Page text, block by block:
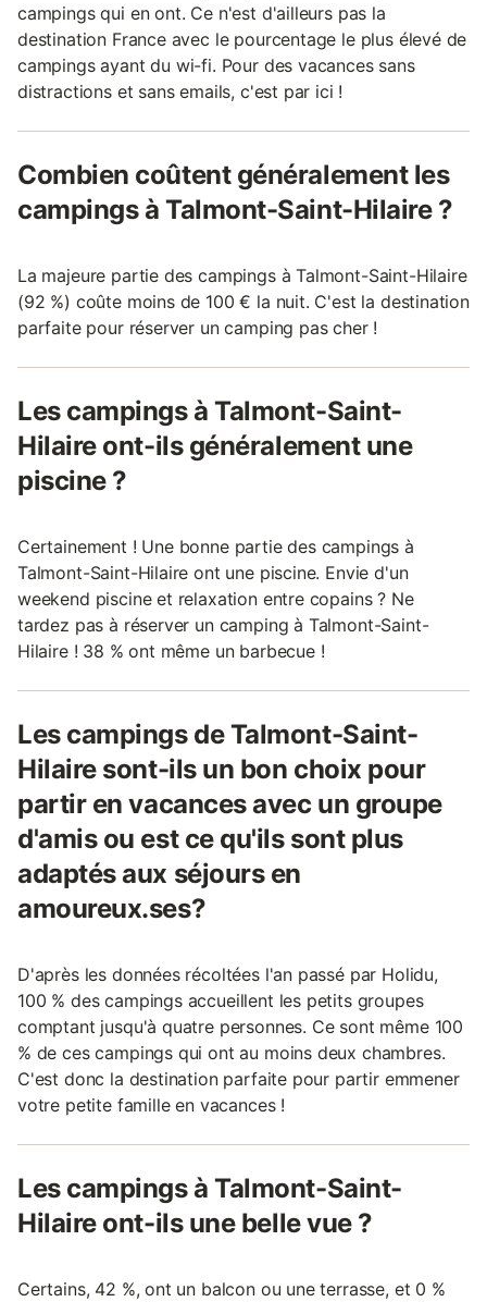
campings qui en ont. Ce n'est d'ailleurs pas la
destination France avec le pourcentage le plus élevé de
campings ayant du wi-fi. Pour des vacances sans
distractions et sans emails, c'est par ici !
Combien coûtent généralement les
campings à Talmont-Saint-Hilaire ?
La majeure partie des campings à Talmont-Saint-Hilaire
(92 %) coûte moins de 100 € la nuit. C'est la destination
parfaite pour réserver un camping pas cher !
Les campings à Talmont-Saint-
Hilaire ont-ils généralement une
piscine ?
Certainement ! Une bonne partie des campings à
Talmont-Saint-Hilaire ont une piscine. Envie d'un
weekend piscine et relaxation entre copains ? Ne
tardez pas à réserver un camping à Talmont-Saint-
Hilaire ! 38 % ont même un barbecue !
Les campings de Talmont-Saint-
Hilaire sont-ils un bon choix pour
partir en vacances avec un groupe
d'amis ou est ce qu'ils sont plus
adaptés aux séjours en
amoureux.ses?
D'après les données récoltées l'an passé par Holidu,
100 % des campings accueillent les petits groupes
comptant jusqu'à quatre personnes. Ce sont même 100
% de ces campings qui ont au moins deux chambres.
C'est donc la destination parfaite pour partir emmener
votre petite famille en vacances !
Les campings à Talmont-Saint-
Hilaire ont-ils une belle vue ?
Certains, 42 %, ont un balcon ou une terrasse, et 0 %